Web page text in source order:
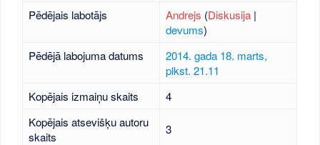
Pēdējais labotājs
Andrejs (Diskusija|
devums)
Pēdējā labojuma datums
2014. gada 18. marts,
plkst. 21.11
Kopējais izmaiņu skaits
4
Kopējais atsevišķu autoru
skaits
3